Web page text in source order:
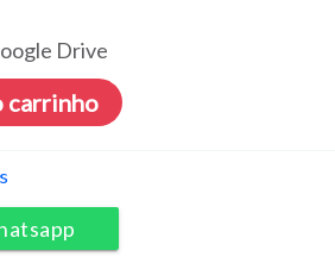
Drive
carrinho